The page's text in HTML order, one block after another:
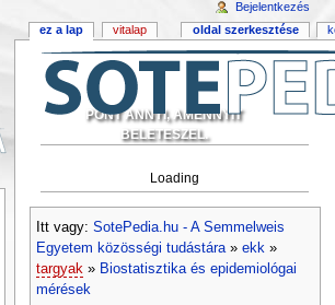
PONT ANNYI, AMENNYIT
BELETESZEL.
Loading
Itt vagy: SotePedia.hu - A Semmelweis
Egyetem közösségi tudástára» ekk»
targyak» Biostatisztika és epidemiológai
mérések
ez a lap vitalap oldal szerkesztése
Bejelentkezés